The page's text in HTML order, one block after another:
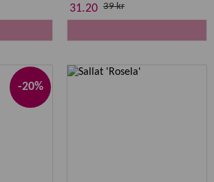
31.20 39 kr
-20%